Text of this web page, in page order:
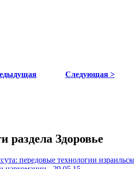
Следующая >
раздела Здоровье
передовые технологии